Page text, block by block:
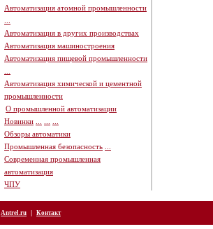
Автоматизация атомной промышленности
Автоматизация в других производствах
Автоматизация машиностроения
Автоматизация пищевой промышленности
Автоматизация химической и цементной
промышленности
О промышленной автоматизации
Новинки
Обзоры автоматики
Промышленная безопасность
Современная промышленная
автоматизация
ЧПУ
Antrel.ru | Контакт